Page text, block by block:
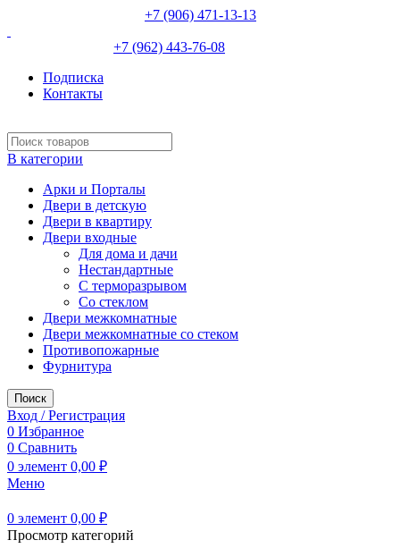
+7 (906) 471-13-13
+7 (962) 443-76-08
Подписка
Контакты
В категории
Арки и Порталы
Двери в детскую
Двери в квартиру
Двери входные
Для дома и дачи
Нестандартные
С терморазрывом
Со стеклом
Двери межкомнатные
Двери межкомнатные со стеком
Противопожарные
Фурнитура
Поиск
Вход / Регистрация
0 Избранное
0 Сравнить
0 элемент 0,00 ₽
Меню
0 элемент 0,00 ₽
Просмотр категорий